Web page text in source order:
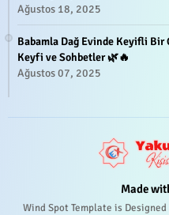
Ağustos 18, 2025
Babamla Dağ Evinde Keyifli Bir
Keyfi ve Sohbetler 🌿🔥
Ağustos 07, 2025
Made
Wind Spot Template is